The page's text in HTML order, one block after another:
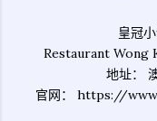
皇冠
Restaurant Wong
地址：
官网： https://